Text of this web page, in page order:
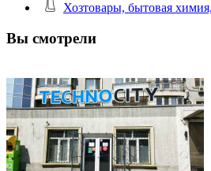
Хозтовары, бытовая
Вы смотрели